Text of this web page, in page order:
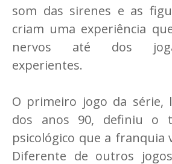
som das sirenes e as
criam uma experiência
nervos até dos
experientes.
O primeiro jogo da série,
dos anos 90, definiu o
psicológico que a franquia
Diferente de outros